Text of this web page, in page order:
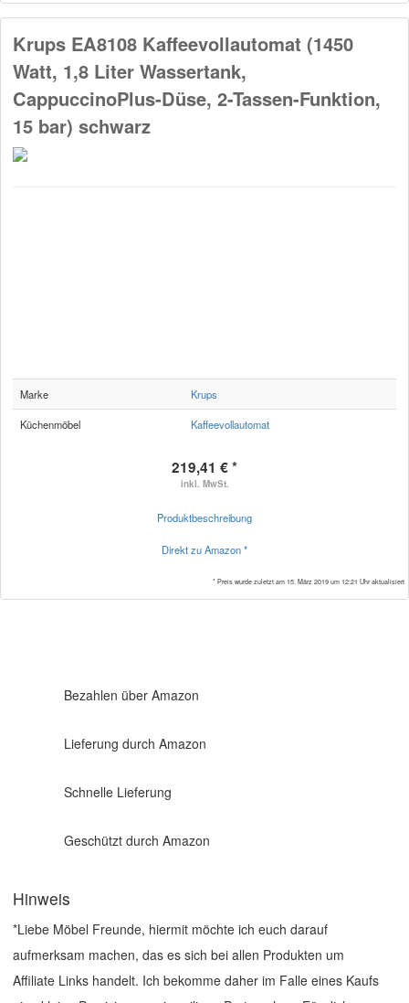
Krups EA8108 Kaffeevollautomat (1450
Watt, 1,8 Liter Wassertank,
CappuccinoPlus-Düse, 2-Tassen-Funktion,
15 bar) schwarz
Marke Krups
Küchenmöbel Kaffeevollautomat
219,41 € *
inkl. MwSt.
Produktbeschreibung
Direkt zu Amazon *
* Preis wurde zuletzt am 15. März 2019 um 12:21 Uhr aktualisiert
Bezahlen über Amazon
Lieferung durch Amazon
Schnelle Lieferung
Geschützt durch Amazon
Hinweis
*Liebe Möbel Freunde, hiermit möchte ich euch darauf
aufmerksam machen, das es sich bei allen Produkten um
Affiliate Links handelt. Ich bekomme daher im Falle eines Kaufs